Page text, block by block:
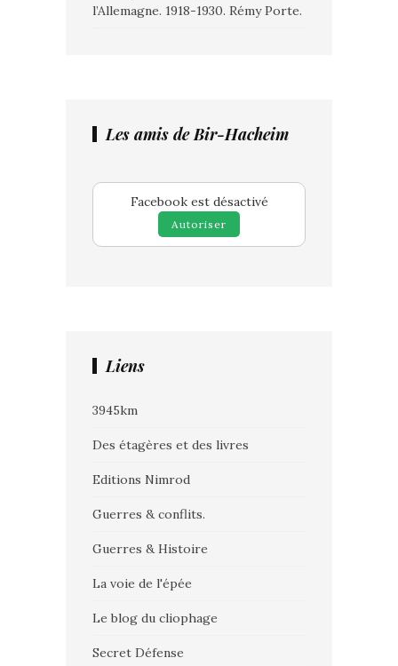
l’Allemagne. 1918-1930. Rémy Porte.
Les amis de Bir-Hacheim
Facebook est désactivé
Autoriser
Liens
3945km
Des étagères et des livres
Editions Nimrod
Guerres & conflits.
Guerres & Histoire
La voie de l'épée
Le blog du cliophage
Secret Défense